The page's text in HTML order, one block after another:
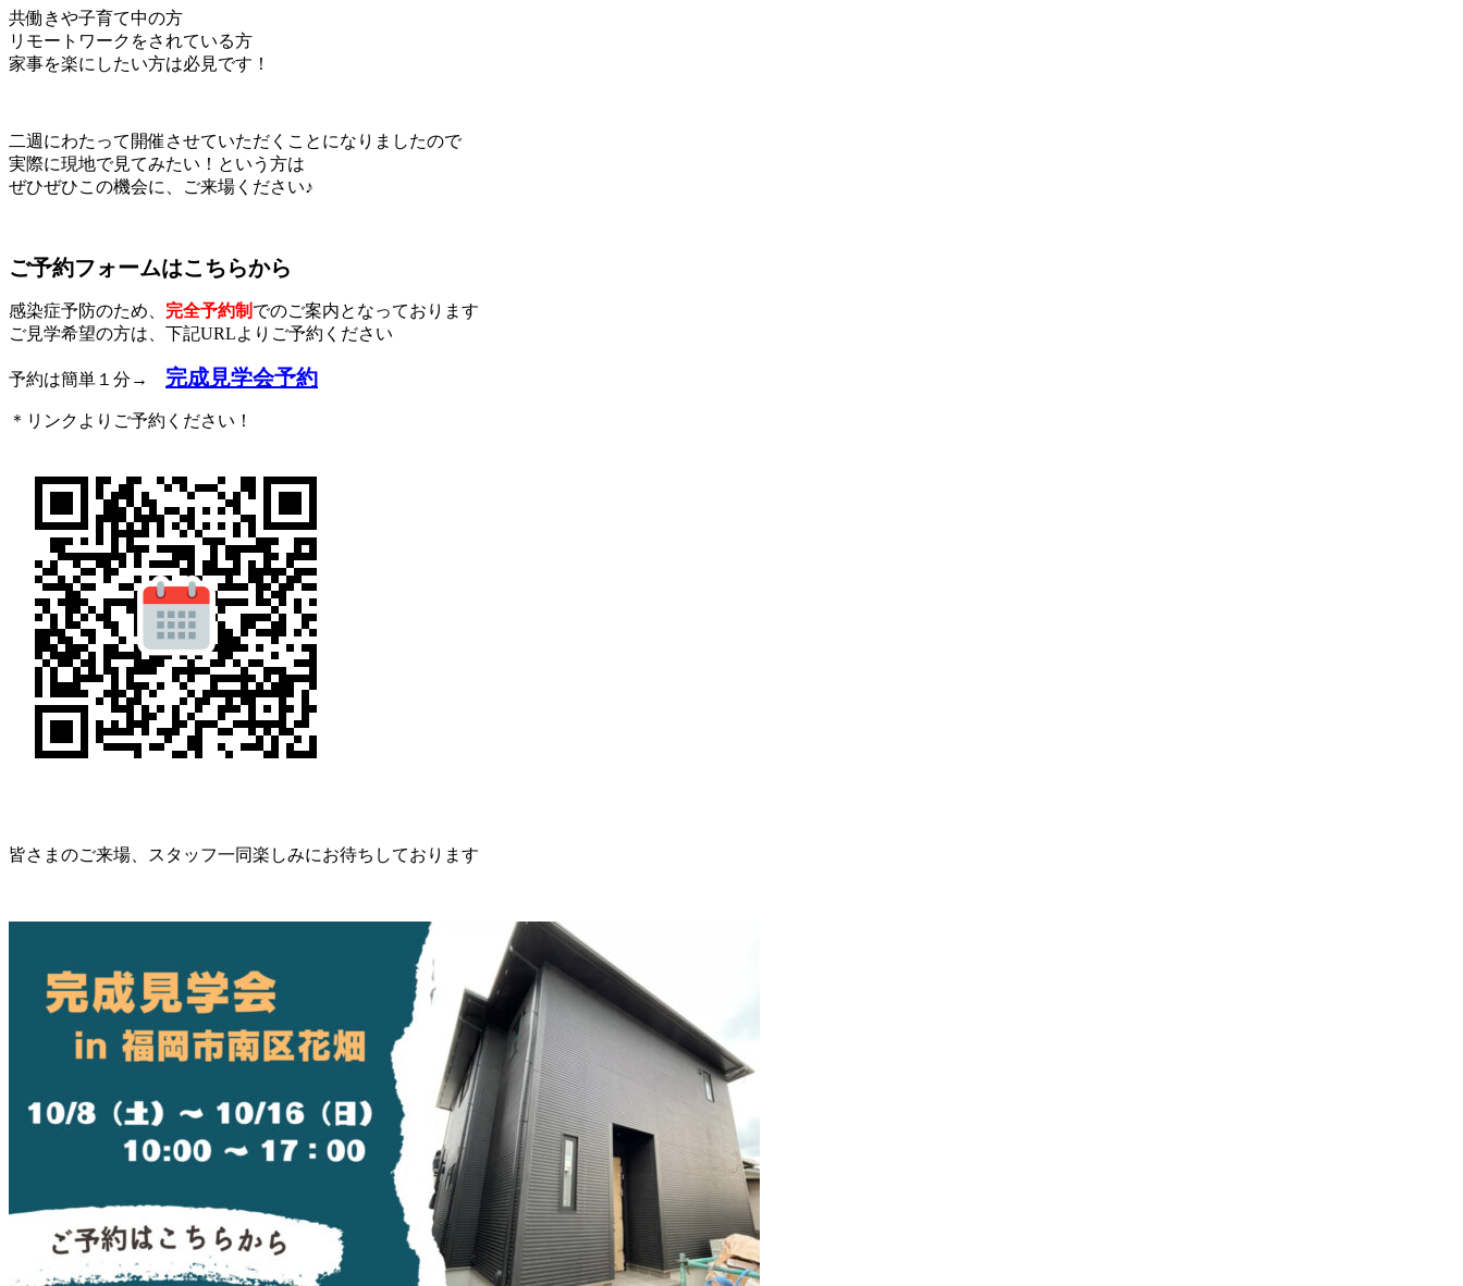
共働きや子育て中の方
リモートワークをされている方
家事を楽にしたい方は必見です！
二週にわたって開催させていただくことになりましたので
実際に現地で見てみたい！という方は
ぜひぜひこの機会に、ご来場ください♪
ご予約フォームはこちらから
感染症予防のため、 完全予約制 でのご案内となっております
ご見学希望の方は、下記URLよりご予約ください
予約は簡単１分→ 完成見学会予約
＊リンクよりご予約ください！
皆さまのご来場、スタッフ一同楽しみにお待ちしております